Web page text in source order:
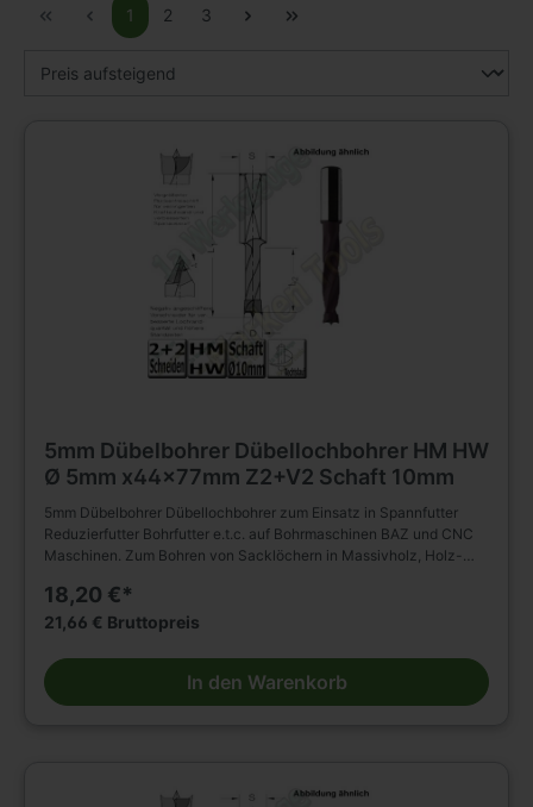
1 2 3
5mm Dübelbohrer Dübellochbohrer HM HW
Ø 5mm x44x77mm Z2+V2 Schaft 10mm
5mm Dübelbohrer Dübellochbohrer zum Einsatz in Spannfutter
Reduzierfutter Bohrfutter e.t.c. auf Bohrmaschinen BAZ und CNC
Maschinen. Zum Bohren von Sacklöchern in Massivholz, Holz-
HM Bohrer ) D=5mm L2=44mm L1=77mm Rechtslauf Schaft
10x30mm ohne Rückenführung. Massiver Hartmetall Schneidkopf
Vorschneidern. Vergrößerter Rückenfreischliff. Spiralteil
kunststoffbeschichtet. Zylinderschaft mit Spannfläche und
Tiefeneinstellschraube. Zum Einsatz im Spannfutter,
18,20 €*
21,66 € Bruttopreis
In den Warenkorb